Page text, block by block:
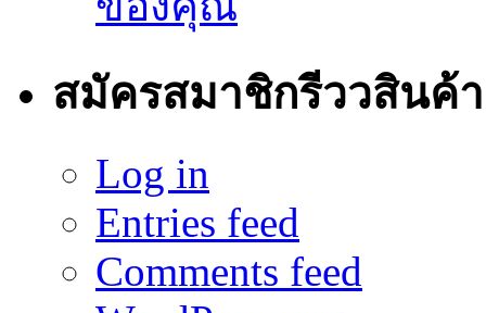
สมัครสมาชิกรีววสินค้า
Log in
Entries feed
Comments feed